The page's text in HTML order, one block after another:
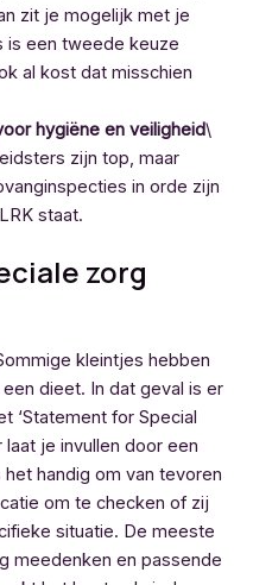
zit je mogelijk met je
is een tweede keuze
al kost dat misschien
hygiëne en veiligheid\
zijn top, maar
in orde zijn
staat.
zorg
kleintjes hebben
dieet. In dat geval is er
‘Statement for Special
laat je invullen door een
handig om van tevoren
om te checken of zij
situatie. De meeste
meedenken en passende